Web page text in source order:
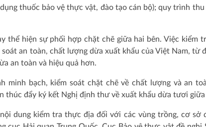
thuốc bảo vệ thực vật, đào tạo cán bộ); quy trình
thể hiện sự phối hợp chặt chẽ giữa hai bên. Việc kiểm
an toàn, chất lượng dừa xuất khẩu của Việt Nam, từ
an toàn và hiệu quả hơn.
minh bạch, kiểm soát chặt chẽ về chất lượng và an
thúc đẩy ký kết Nghị định thư về xuất khẩu dừa tươi
dung kiểm tra thực địa đối với các vùng trồng, cơ sở